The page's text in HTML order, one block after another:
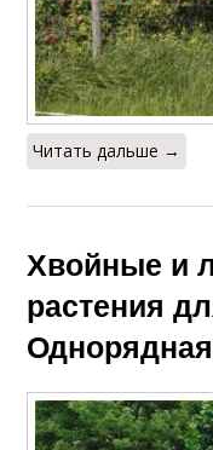
Читать дальше →
Хвойные и
растения